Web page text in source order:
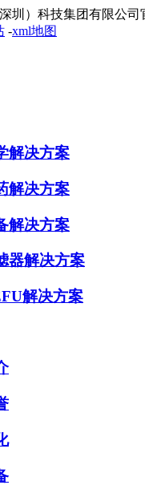
圳）科技集团有限公
-xml地图
解决方案
解决方案
解决方案
器解决方案
解决方案